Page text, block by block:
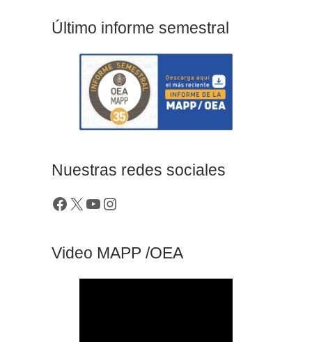
Último informe semestral
Nuestras redes sociales
Video MAPP /OEA